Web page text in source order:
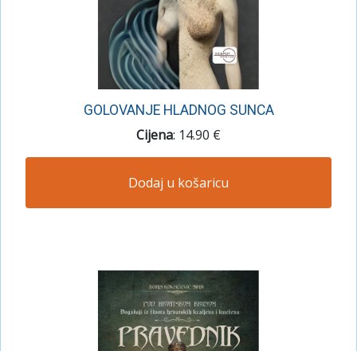
GOLOVANJE HLADNOG SUNCA
Cijena: 14.90 €
Dodaj u košaricu